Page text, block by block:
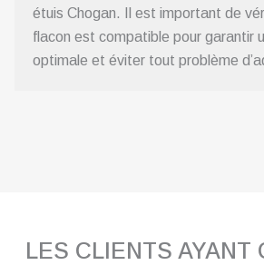
étuis Chogan. Il est important de
flacon est compatible pour garantir
optimale et éviter tout problème
LES CLIENTS AYANT